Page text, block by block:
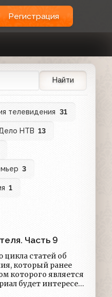
Регистрация
Найти
телевидения 31
НТВ 13
3
1
Часть 9
цикла статей об
который ранее
которого является
будет интересен